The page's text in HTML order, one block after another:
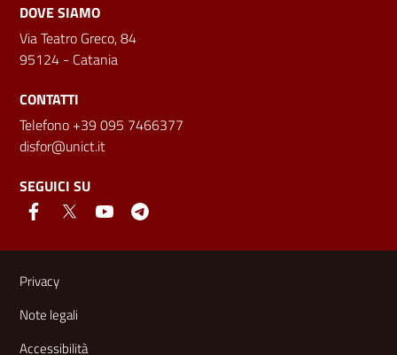
DOVE SIAMO
Via Teatro Greco, 84
95124 - Catania
CONTATTI
Telefono +39 095 7466377
disfor@unict.it
SEGUICI SU
Link e informazioni utili
Privacy
Note legali
Accessibilità